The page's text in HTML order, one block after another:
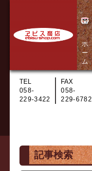
ホ
ー
ム
TEL
058-
229-3422
FAX
058-
229-6782
記事検索